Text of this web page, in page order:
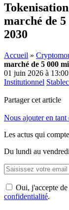
marché de
2030
Accueil »
marché de 5 000
01 juin 2026 à 13:00
Institutionnel
Partager cet article
Nous ajouter en tant
Les actus qui
Du lundi au
Oui, j'accepte
confidentialité.